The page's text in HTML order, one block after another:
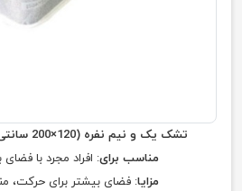
تشک یک‌ و نیم‌ نفره (120×200 سانتی‌متر)
مناسب برای: افراد مجرد با فضای
مزایا: فضای بیشتر برای حرکت،